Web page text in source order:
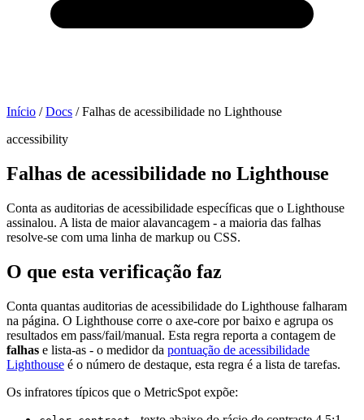
Início / Docs / Falhas de acessibilidade no Lighthouse
accessibility
Falhas de acessibilidade no Lighthouse
Conta as auditorias de acessibilidade específicas que o Lighthouse
assinalou. A lista de maior alavancagem - a maioria das falhas
resolve-se com uma linha de markup ou CSS.
O que esta verificação faz
Conta quantas auditorias de acessibilidade do Lighthouse falharam
na página. O Lighthouse corre o axe-core por baixo e agrupa os
resultados em pass/fail/manual. Esta regra reporta a contagem de
falhas e lista-as - o medidor da pontuação de acessibilidade
Lighthouse é o número de destaque, esta regra é a lista de tarefas.
Os infratores típicos que o MetricSpot expõe: